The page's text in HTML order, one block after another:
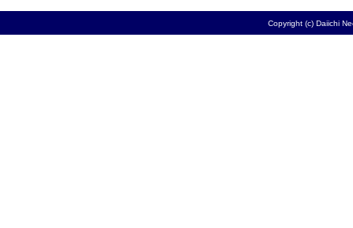
Copyright (c) Daiichi